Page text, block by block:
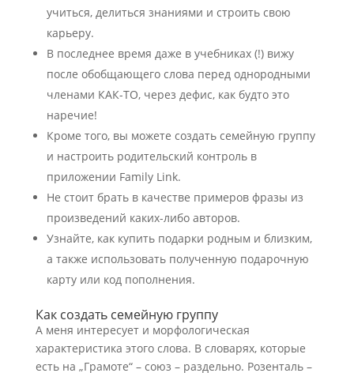
учиться, делиться знаниями и строить свою
карьеру.
В последнее время даже в учебниках (!) вижу
после обобщающего слова перед однородными
членами КАК-ТО, через дефис, как будто это
наречие!
Кроме того, вы можете создать семейную группу
и настроить родительский контроль в
приложении Family Link.
Не стоит брать в качестве примеров фразы из
произведений каких-либо авторов.
Узнайте, как купить подарки родным и близким,
а также использовать полученную подарочную
карту или код пополнения.
Как создать семейную группу
А меня интересует и морфологическая
характеристика этого слова. В словарях, которые
есть на „Грамоте“ – союз – раздельно. Розенталь –